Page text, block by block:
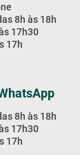
8h às 18h
17h30
17h
8h às 18h
17h30
17h